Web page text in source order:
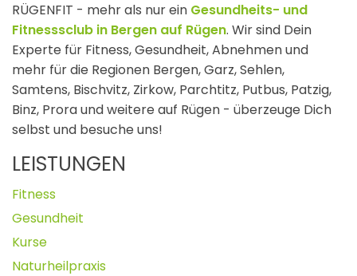
RÜGENFIT - mehr als nur ein Gesundheits- und
Fitnesssclub in Bergen auf Rügen. Wir sind Dein
Experte für Fitness, Gesundheit, Abnehmen und
mehr für die Regionen Bergen, Garz, Sehlen,
Samtens, Bischvitz, Zirkow, Parchtitz, Putbus, Patzig,
Binz, Prora und weitere auf Rügen - überzeuge Dich
selbst und besuche uns!
LEISTUNGEN
Fitness
Gesundheit
Kurse
Naturheilpraxis